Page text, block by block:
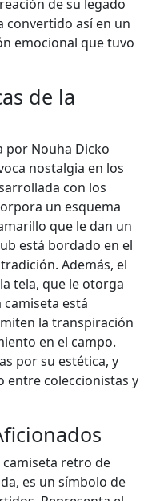
de su legado
convertido así en un
emocional que tuvo
de la
por Nouha Dicko
nostalgia en los
con los
un esquema
que le dan un
está bordado en el
Además, el
tela, que le otorga
está
la transpiración
en el campo.
por su estética, y
entre coleccionistas y
retro de
es un símbolo de